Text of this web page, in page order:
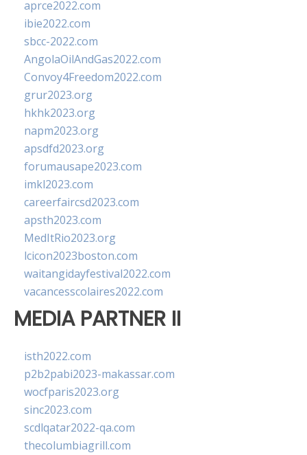
aprce2022.com
ibie2022.com
sbcc-2022.com
AngolaOilAndGas2022.com
Convoy4Freedom2022.com
grur2023.org
hkhk2023.org
napm2023.org
apsdfd2023.org
forumausape2023.com
imkl2023.com
careerfaircsd2023.com
apsth2023.com
MedItRio2023.org
lcicon2023boston.com
waitangidayfestival2022.com
vacancesscolaires2022.com
MEDIA PARTNER II
isth2022.com
p2b2pabi2023-makassar.com
wocfparis2023.org
sinc2023.com
scdlqatar2022-qa.com
thecolumbiagrill.com